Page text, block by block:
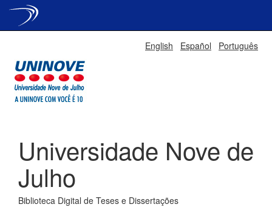
English Español Português
Universidade Nove de
Julho
Biblioteca Digital de Teses e Dissertações